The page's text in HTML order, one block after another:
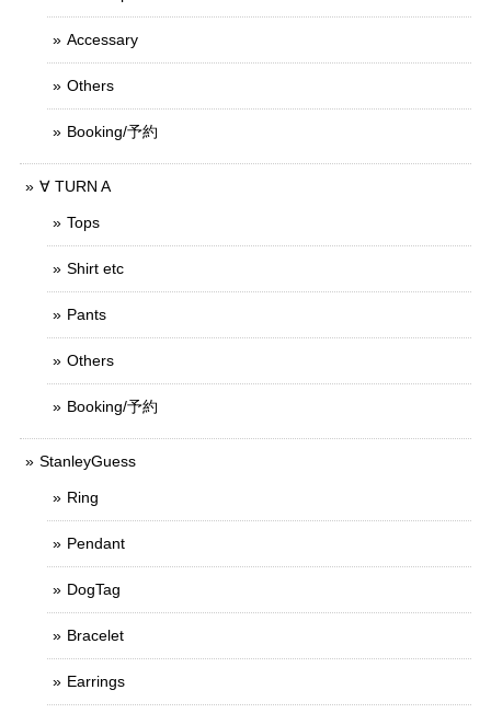
Accessary
Others
Booking/予約
∀ TURN A
Tops
Shirt etc
Pants
Others
Booking/予約
StanleyGuess
Ring
Pendant
DogTag
Bracelet
Earrings